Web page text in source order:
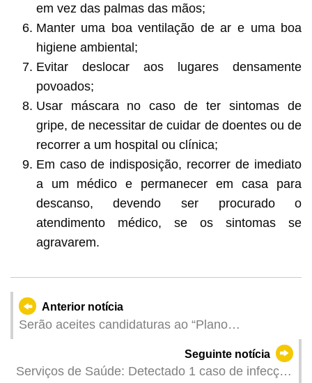
em vez das palmas das mãos;
Manter uma boa ventilação de ar e uma boa
higiene ambiental;
Evitar deslocar aos lugares densamente
povoados;
Usar máscara no caso de ter sintomas de
gripe, de necessitar de cuidar de doentes ou de
recorrer a um hospital ou clínica;
Em caso de indisposição, recorrer de imediato
a um médico e permanecer em casa para
descanso, devendo ser procurado o
atendimento médico, se os sintomas se
agravarem.
Anterior notícia
Serão aceites candidaturas ao “Plano
Seguinte notícia
Serviços de Saúde: Detectado 1 caso de infecção